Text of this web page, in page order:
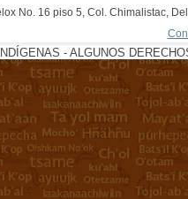
No. 16 piso 5, Col. Chimalistac,
- ALGUNOS